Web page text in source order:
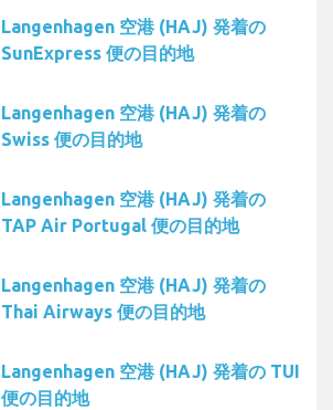
Langenhagen 空港 (HAJ) 発着の
SunExpress 便の目的地
Langenhagen 空港 (HAJ) 発着の
Swiss 便の目的地
Langenhagen 空港 (HAJ) 発着の
TAP Air Portugal 便の目的地
Langenhagen 空港 (HAJ) 発着の
Thai Airways 便の目的地
Langenhagen 空港 (HAJ) 発着の TUI
便の目的地